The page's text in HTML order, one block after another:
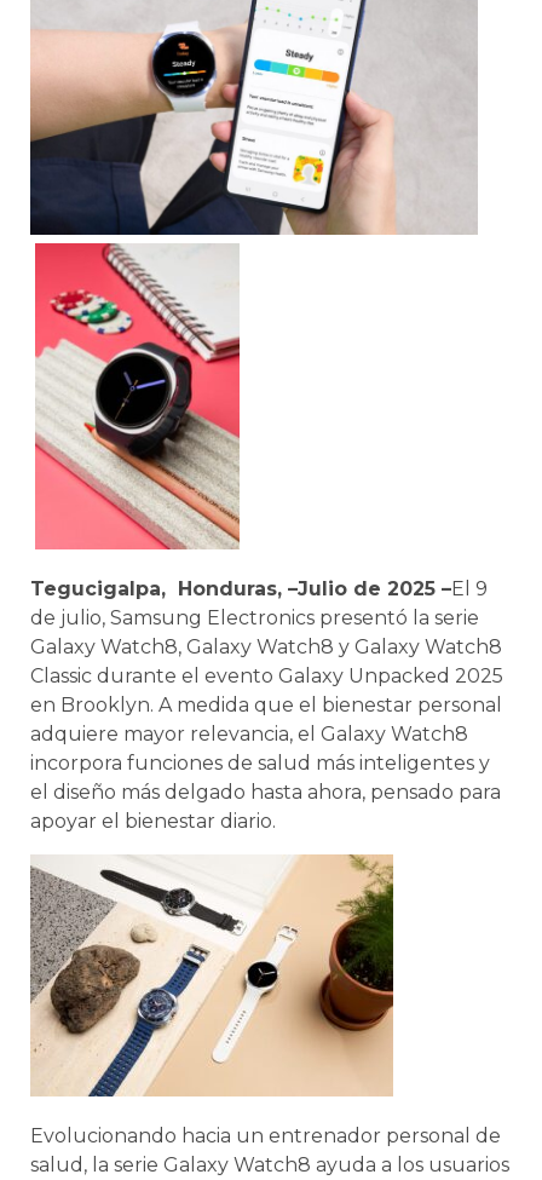
Tegucigalpa, Honduras, –Julio de 2025 –El 9
de julio, Samsung Electronics presentó la serie
Galaxy Watch8, Galaxy Watch8 y Galaxy Watch8
Classic durante el evento Galaxy Unpacked 2025
en Brooklyn. A medida que el bienestar personal
adquiere mayor relevancia, el Galaxy Watch8
incorpora funciones de salud más inteligentes y
el diseño más delgado hasta ahora, pensado para
apoyar el bienestar diario.
Evolucionando hacia un entrenador personal de
salud, la serie Galaxy Watch8 ayuda a los usuarios